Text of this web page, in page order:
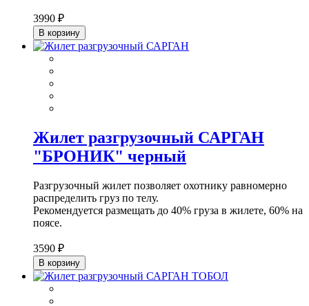
3990 ₽
В корзину
Жилет разгрузочный САРГАН
"БРОНИК" черный
Разгрузочный жилет позволяет охотнику равномерно
распределить груз по телу.
Рекомендуется размещать до 40% груза в жилете, 60% на
поясе.
3590 ₽
В корзину